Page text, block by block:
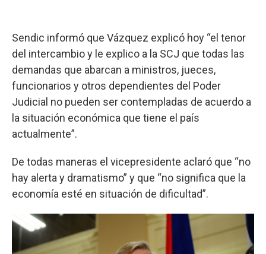
Sendic informó que Vázquez explicó hoy “el tenor
del intercambio y le explico a la SCJ que todas las
demandas que abarcan a ministros, jueces,
funcionarios y otros dependientes del Poder
Judicial no pueden ser contempladas de acuerdo a
la situación económica que tiene el país
actualmente”.
De todas maneras el vicepresidente aclaró que “no
hay alerta y dramatismo” y que “no significa que la
economía esté en situación de dificultad”.